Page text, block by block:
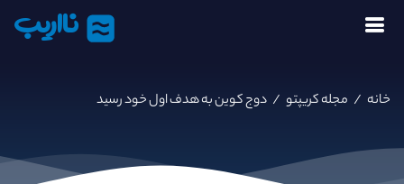
نااریب
خانه / مجله کریپتو / دوج کوین به هدف اول خود رسید